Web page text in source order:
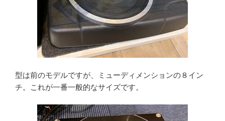
型は前のモデルですが、ミューディメンションの８イン
チ。これが一番一般的なサイズです。